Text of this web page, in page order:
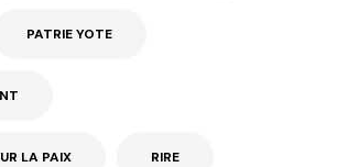
PATRIE YOTE
LA PAIX RIRE